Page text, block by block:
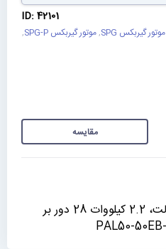
ID: 42101
موتور گیربکس SPG ,موتور گیربکس SPG-P
,
مقایسه
موتور گیربکس سه فاز 380 ولت، 2.2 کیلووات 28 دور بر